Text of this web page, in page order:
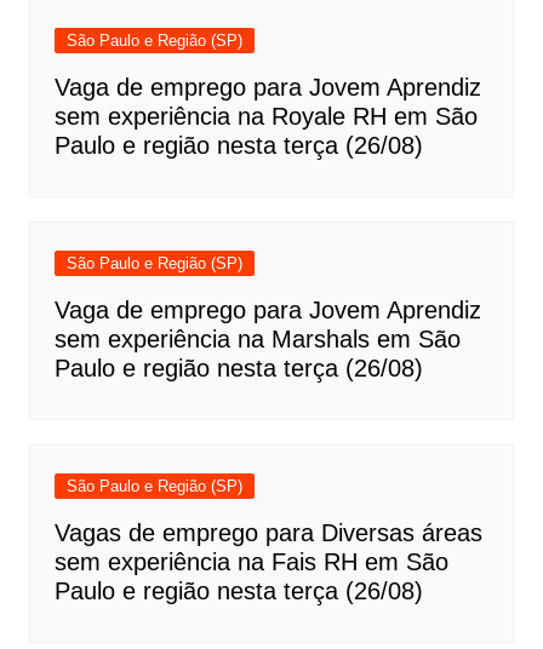
São Paulo e Região (SP)
Vaga de emprego para Jovem Aprendiz
sem experiência na Royale RH em São
Paulo e região nesta terça (26/08)
São Paulo e Região (SP)
Vaga de emprego para Jovem Aprendiz
sem experiência na Marshals em São
Paulo e região nesta terça (26/08)
São Paulo e Região (SP)
Vagas de emprego para Diversas áreas
sem experiência na Fais RH em São
Paulo e região nesta terça (26/08)